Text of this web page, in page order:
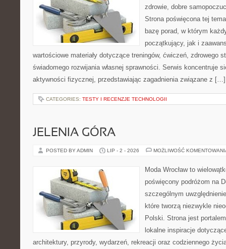
zdrowie, dobre
Strona poświęcona tej
bazę porad, w którym
początkujący, jak i
wartościowe materiały dotyczące treningów, ćwiczeń, zdrowego
świadomego rozwijania własnej sprawności. Serwis koncentruje
aktywności fizycznej, przedstawiając zagadnienia związane z […]
CATEGORIES: TESTY I RECENZJE TECHNOLOGII
JELENIA GÓRA
POSTED BY ADMIN LIP - 2 - 2026 MOŻLIWOŚĆ
Moda Wrocław to
poświęcony podróżom na
szczególnym
które tworzą niezwykle
Polski. Strona jest
lokalne inspiracje
architektury, przyrody, wydarzeń, rekreacji oraz codziennego